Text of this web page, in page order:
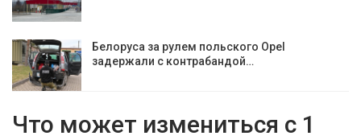
Белоруса за рулем польского Opel
задержали с контрабандой…
Что может измениться с 1